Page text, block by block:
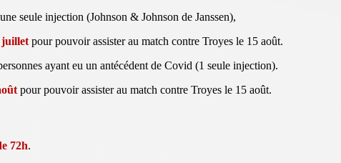
seule injection (Johnson & Johnson de Janssen),
juillet pour pouvoir assister au match contre Troyes le 15 août.
ayant eu un antécédent de Covid (1 seule injection).
pour pouvoir assister au match contre Troyes le 15 août.
72h.